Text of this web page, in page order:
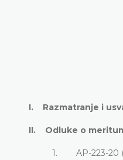
I. Razmatranje i
II. Odluke o
1. AP-223-20